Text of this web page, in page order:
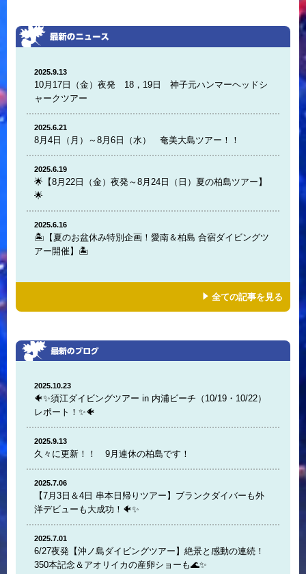
2025.9.13
10月17日（金）夜発 18，19日 神子元ハンマーヘッドシ
ャークツアー
2025.6.21
8月4日（月）～8月6日（水） 奄美大島ツアー！！
2025.6.19
🌟【8月22日（金）夜発～8月24日（日）夏の柏島ツアー】
🌟
2025.6.16
🏝️【夏のお盆休み特別企画！愛南＆柏島 合宿ダイビングツ
アー開催】🏝️
全ての記事を見る
2025.10.23
🐠✨須江ダイビングツアー in 内浦ビーチ（10/19・10/22）
レポート！✨🐠
2025.9.13
久々に更新！！ 9月連休の柏島です！
2025.7.06
【7月3日＆4日 串本日帰りツアー】ブランクダイバーも外
洋デビューも大成功！🐠✨
2025.7.01
6/27夜発【沖ノ島ダイビングツアー】絶景と感動の連続！
350本記念＆アオリイカの産卵ショーも🌊✨